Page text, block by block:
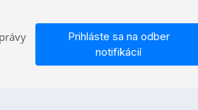
Prihláste sa na odber
notifikácií